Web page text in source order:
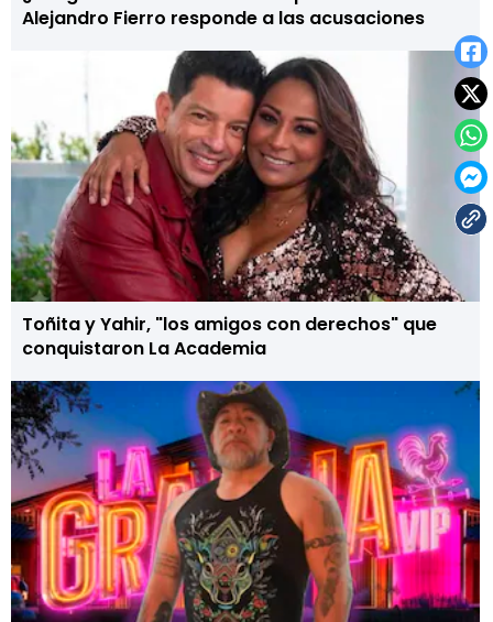
Alejandro Fierro responde a las acusaciones
Toñita y Yahir, "los amigos con derechos" que
conquistaron La Academia